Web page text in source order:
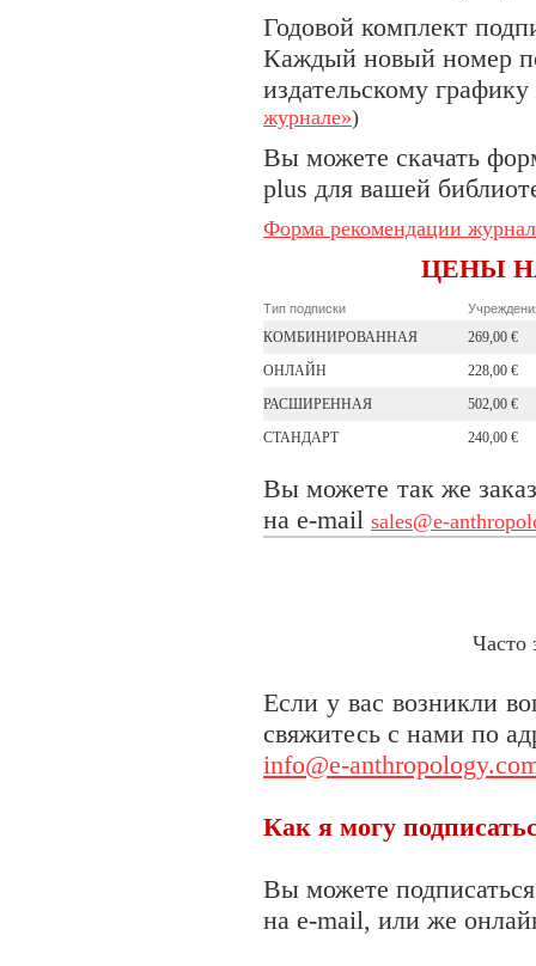
Годовой комплект
Каждый новый номер
издательскому
журнале»)
Вы можете скачать
plus для вашей
Форма рекомендации
ЦЕНЫ
Тип подписки
КОМБИНИРОВАННАЯ
269,00 €
ОНЛАЙН
228,00 €
РАСШИРЕННАЯ
502,00 €
СТАНДАРТ
240,00 €
Вы можете так же
на e-mail sales@e-
Часто
Если у вас возникли
свяжитесь с нами по
info@e-
Как я могу
Вы можете
на e-mail, или же